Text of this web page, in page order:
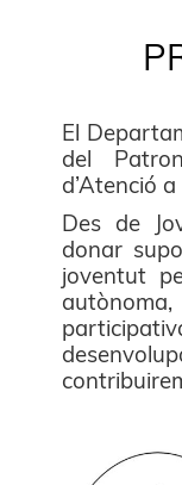
El
del
d’Atenció
Des de
donar
joventut